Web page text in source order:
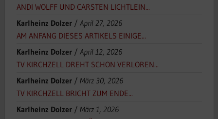
ANDI WOLFF UND CARSTEN LICHTLEIN...
Karlheinz Dolzer/ April 27, 2026
AM ANFANG DIESES ARTIKELS EINIGE...
Karlheinz Dolzer/ April 12, 2026
TV KIRCHZELL DREHT SCHON VERLOREN...
Karlheinz Dolzer/ März 30, 2026
TV KIRCHZELL BRICHT ZUM ENDE...
Karlheinz Dolzer/ März 1, 2026